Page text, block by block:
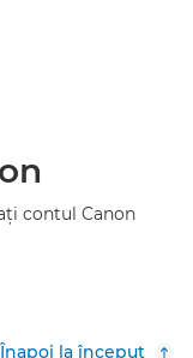
contul Canon
Înapoi la început